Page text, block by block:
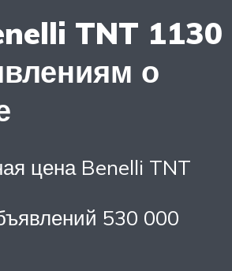
TNT 1130
о
цена Benelli TNT
530 000